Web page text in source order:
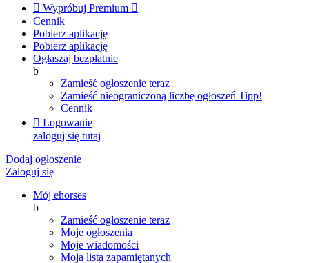
 Wypróbuj Premium 
Cennik
Pobierz aplikację
Pobierz aplikację
Ogłaszaj bezpłatnie
b
Zamieść ogłoszenie teraz
Zamieść nieograniczoną liczbę ogłoszeń Tipp!
Cennik
 Logowanie
zaloguj się tutaj
Dodaj ogłoszenie
Zaloguj się
Mój ehorses
b
Zamieść ogłoszenie teraz
Moje ogłoszenia
Moje wiadomości
Moja lista zapamiętanych